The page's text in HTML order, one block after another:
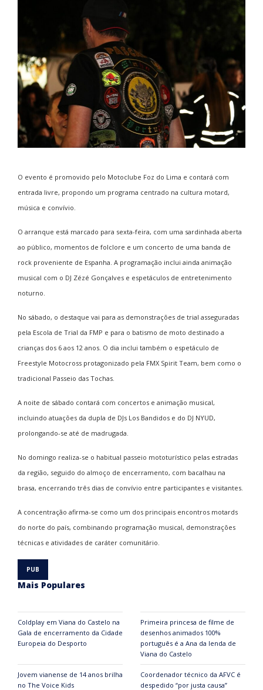
O evento é promovido pelo Motoclube Foz do Lima e contará com
entrada livre, propondo um programa centrado na cultura motard,
música e convívio.
O arranque está marcado para sexta-feira, com uma sardinhada aberta
ao público, momentos de folclore e um concerto de uma banda de
rock proveniente de Espanha. A programação inclui ainda animação
musical com o DJ Zézé Gonçalves e espetáculos de entretenimento
noturno.
No sábado, o destaque vai para as demonstrações de trial asseguradas
pela Escola de Trial da FMP e para o batismo de moto destinado a
crianças dos 6 aos 12 anos. O dia inclui também o espetáculo de
Freestyle Motocross protagonizado pela FMX Spirit Team, bem como o
tradicional Passeio das Tochas.
A noite de sábado contará com concertos e animação musical,
incluindo atuações da dupla de DJs Los Bandidos e do DJ NYUD,
prolongando-se até de madrugada.
No domingo realiza-se o habitual passeio mototurístico pelas estradas
da região, seguido do almoço de encerramento, com bacalhau na
brasa, encerrando três dias de convívio entre participantes e visitantes.
A concentração afirma-se como um dos principais encontros motards
do norte do país, combinando programação musical, demonstrações
técnicas e atividades de caráter comunitário.
Mais Populares
Coldplay em Viana do Castelo na
Gala de encerramento da Cidade
Europeia do Desporto
Primeira princesa de filme de
desenhos animados 100%
português é a Ana da lenda de
Viana do Castelo
Jovem vianense de 14 anos brilha
no The Voice Kids
Coordenador técnico da AFVC é
despedido “por justa causa”